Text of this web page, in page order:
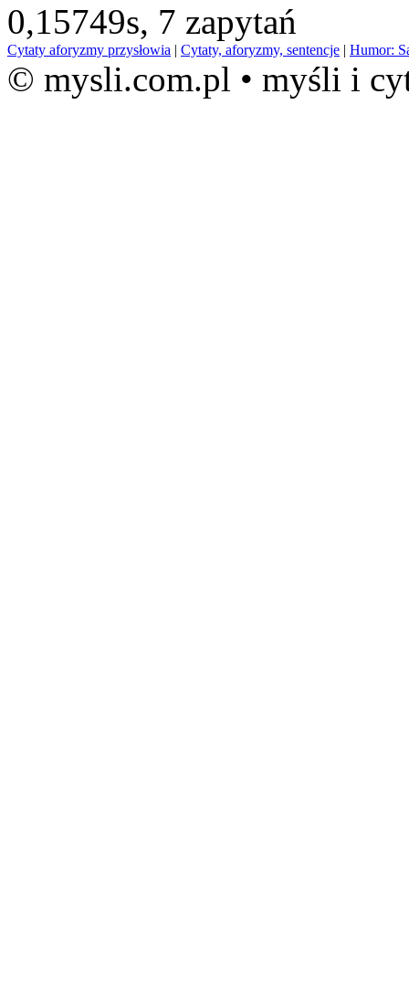
0,15749s, 7 zapytań
Cytaty aforyzmy przysłowia | Cytaty, aforyzmy, sentencje | Humor:
© mysli.com.pl • myśli i